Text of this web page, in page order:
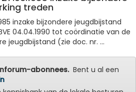
treden
inzake bijzondere jeugdbijstand
04.04.1990 tot coördinatie van de
jeugdbijstand (zie doc. nr. ...
abonnees.Bent u al een